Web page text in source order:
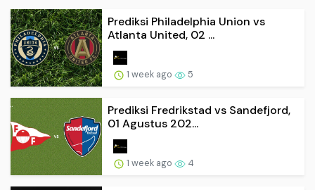
Prediksi Philadelphia Union vs
Atlanta United, 02 ...
1 week ago 5
Prediksi Fredrikstad vs Sandefjord,
01 Agustus 202...
1 week ago 4